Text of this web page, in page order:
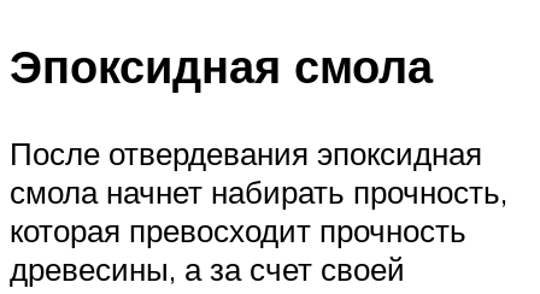
Эпоксидная смола
После отвердевания эпоксидная
смола начнет набирать прочность,
которая превосходит прочность
древесины, а за счет своей